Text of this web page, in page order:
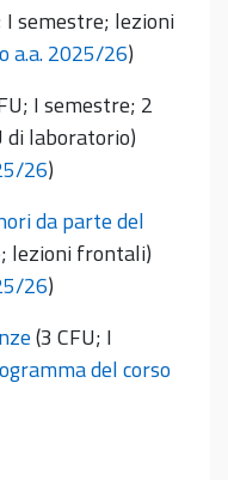
I semestre; lezioni
a.a. 2025/26)
I semestre; 2
di laboratorio)
26)
da parte del
lezioni frontali)
26)
(3 CFU; I
del corso